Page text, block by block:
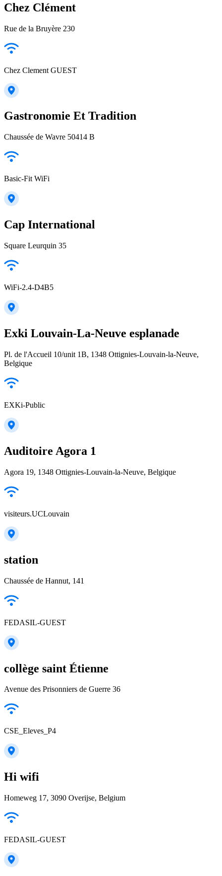
Chez Clément
Rue de la Bruyère 230
Chez Clement GUEST
Gastronomie Et Tradition
Chaussée de Wavre 50414 B
Basic-Fit WiFi
Cap International
Square Leurquin 35
WiFi-2.4-D4B5
Exki Louvain-La-Neuve esplanade
Pl. de l'Accueil 10/unit 1B, 1348 Ottignies-Louvain-la-Neuve,
Belgique
EXKi-Public
Auditoire Agora 1
Agora 19, 1348 Ottignies-Louvain-la-Neuve, Belgique
visiteurs.UCLouvain
station
Chaussée de Hannut, 141
FEDASIL-GUEST
collège saint Étienne
Avenue des Prisonniers de Guerre 36
CSE_Eleves_P4
Hi wifi
Homeweg 17, 3090 Overijse, Belgium
FEDASIL-GUEST